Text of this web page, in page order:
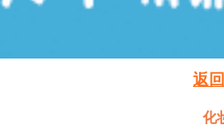
返
化